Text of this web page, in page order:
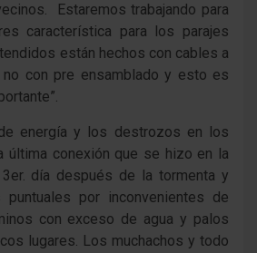
Estaremos trabajando para
característica para los parajes
están hechos con cables a
con pre ensamblado y esto es
energía y los destrozos en los
última conexión que se hizo en la
día después de la tormenta y
por inconvenientes de
con exceso de agua y palos
lugares. Los muchachos y todo